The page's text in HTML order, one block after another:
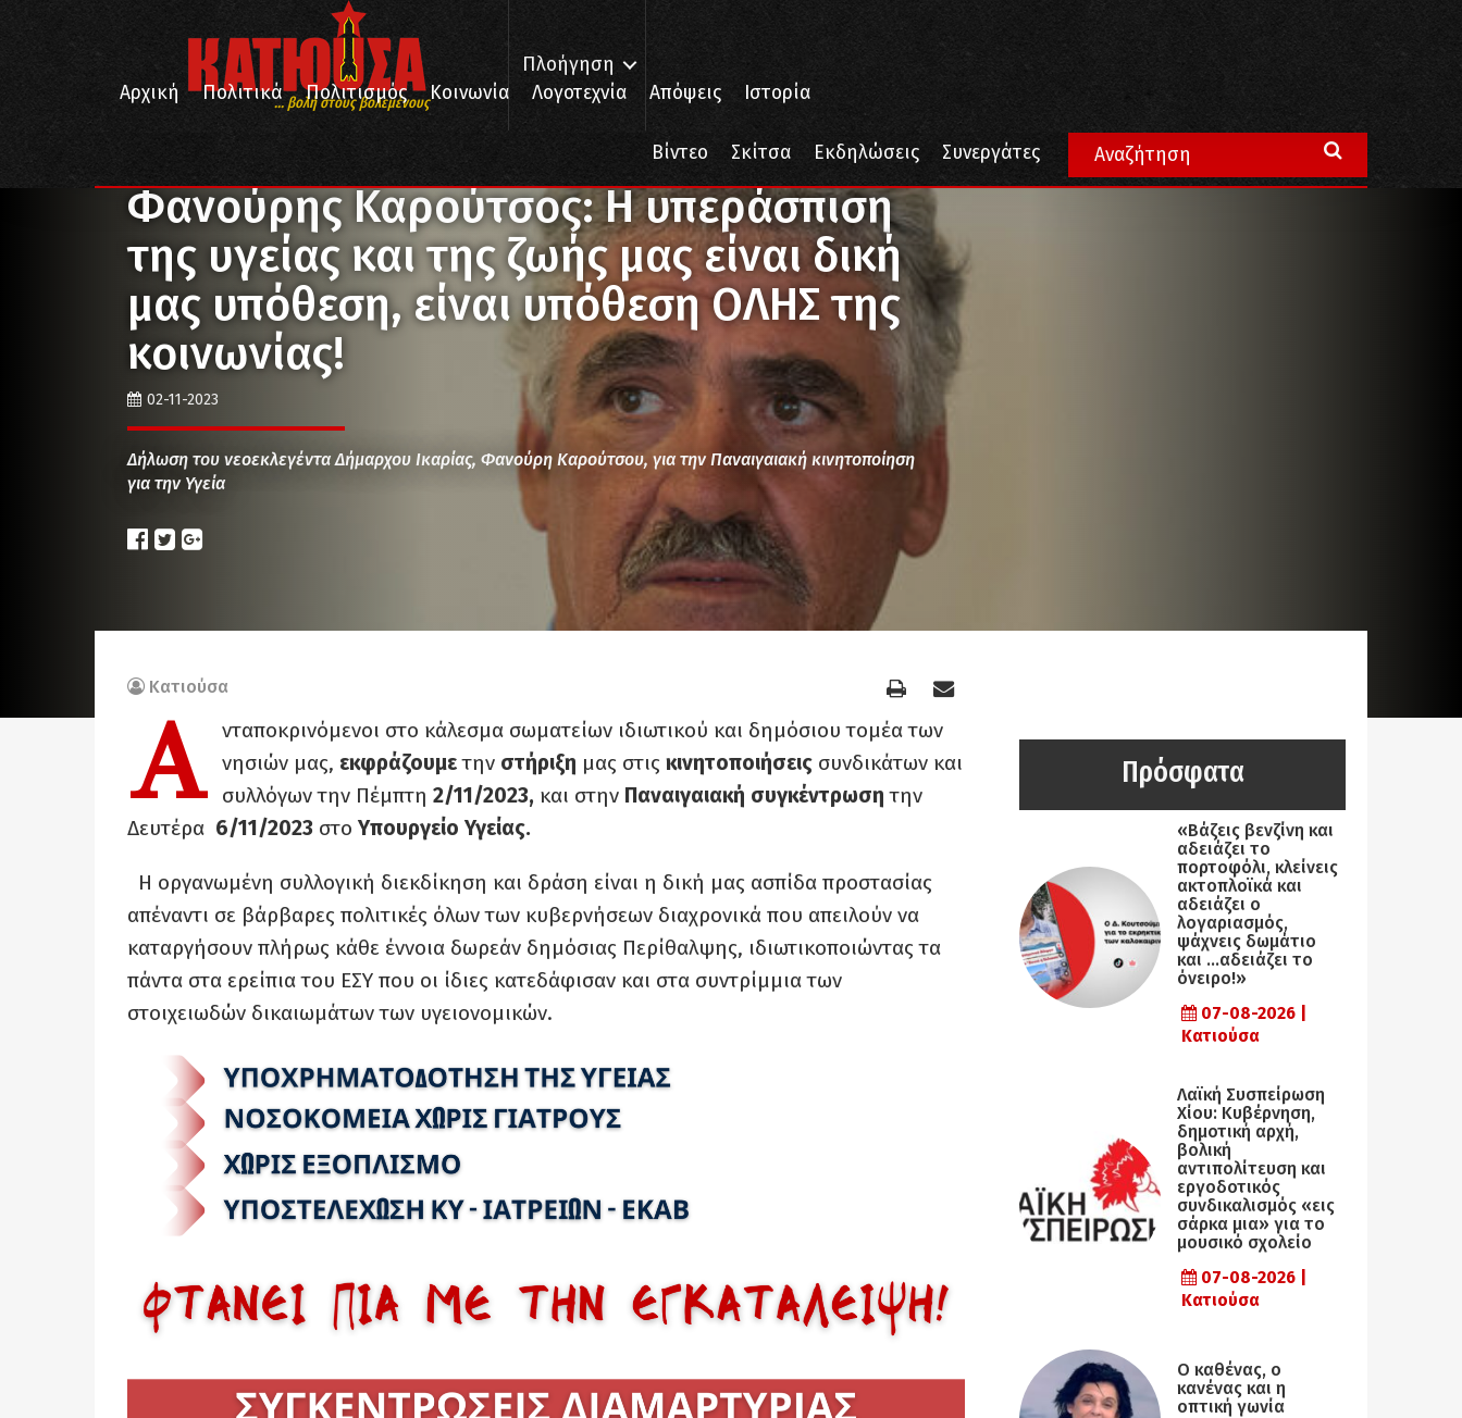
... βολή στους βολεμένους
Πλοήγηση
Αρχική
Πολιτικά Πολιτισμός Κοινωνία Λογοτεχνία Απόψεις Ιστορία
Βίντεο Σκίτσα Εκδηλώσεις Συνεργάτες
Κοινωνία Φανούρης Καρούτσος: Η υπεράσπιση της υγείας και της ζωής μας είναι δική μας υπόθεση, είναι υπόθεση ΟΛΗΣ της κοινωνίας!
Φανούρης Καρούτσος: Η υπεράσπιση
της υγείας και της ζωής μας είναι δική
μας υπόθεση, είναι υπόθεση ΟΛΗΣ της
κοινωνίας!
02-11-2023
Δήλωση του νεοεκλεγέντα Δήμαρχου Ικαρίας, Φανούρη Καρούτσου, για την Παναιγαιακή κινητοποίηση
για την Υγεία
Κατιούσα
Α νταποκρινόμενοι στο κάλεσμα σωματείων ιδιωτικού και δημόσιου τομέα των
νησιών μας, εκφράζουμετην στήριξη μας στις κινητοποιήσεις συνδικάτων και
συλλόγων την Πέμπτη 2/11/2023, και στην Παναιγαιακή συγκέντρωσητην
Δευτέρα 6/11/2023 στο Υπουργείο Υγείας.
Η οργανωμένη συλλογική διεκδίκηση και δράση είναι η δική μας ασπίδα προστασίας
απέναντι σε βάρβαρες πολιτικές όλων των κυβερνήσεων διαχρονικά που απειλούν να
καταργήσουν πλήρως κάθε έννοια δωρεάν δημόσιας Περίθαλψης, ιδιωτικοποιώντας τα
πάντα στα ερείπια του ΕΣΥ που οι ίδιες κατεδάφισαν και στα συντρίμμια των
στοιχειωδών δικαιωμάτων των υγειονομικών.
Πρόσφατα
«Βάζεις βενζίνη και
αδειάζει το
πορτοφόλι, κλείνεις
ακτοπλοϊκά και
αδειάζει ο
λογαριασμός,
ψάχνεις δωμάτιο
και …αδειάζει το
όνειρο!»
07-08-2026 |
Κατιούσα
Λαϊκή Συσπείρωση
Χίου: Κυβέρνηση,
δημοτική αρχή,
βολική
αντιπολίτευση και
εργοδοτικός
συνδικαλισμός «εις
σάρκα μια» για το
μουσικό σχολείο
07-08-2026 |
Κατιούσα
Ο καθένας, ο
κανένας και η
οπτική γωνία